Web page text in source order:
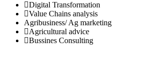
Digital Transformation
Value Chains analysis
Agribusiness/ Ag marketing
Agricultural advice
Bussines Consulting